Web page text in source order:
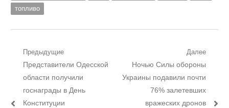
топливо
Навигация
записям
Предыдущие
Предыдущий
пост:
Представители Одесской
области получили
госнаграды в День
Конституции
Далее
Следующий
пост:
Ночью Силы обороны
Украины подавили почти
76% залетевших
вражеских дронов